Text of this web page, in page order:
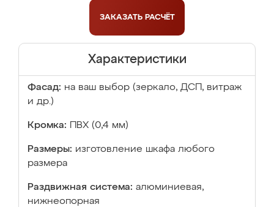
ЗАКАЗАТЬ РАСЧЁТ
Характеристики
Фасад: на ваш выбор (зеркало, ДСП, витраж
и др.)
Кромка: ПВХ (0,4 мм)
Размеры: изготовление шкафа любого
размера
Раздвижная система: алюминиевая,
нижнеопорная